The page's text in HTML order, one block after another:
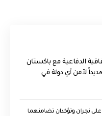
الدفاعية مع باكستان
لأمن أي دولة في
على نجران وتؤكدان تضامنهما